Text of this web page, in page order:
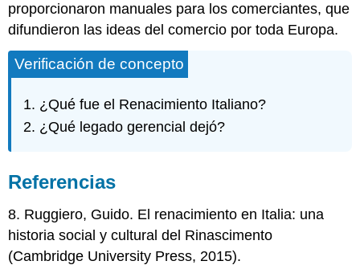
proporcionaron manuales para los comerciantes, que
difundieron las ideas del comercio por toda Europa.
Verificación de concepto
¿Qué fue el Renacimiento Italiano?
¿Qué legado gerencial dejó?
Referencias
8. Ruggiero, Guido. El renacimiento en Italia: una
historia social y cultural del Rinascimento
(Cambridge University Press, 2015).